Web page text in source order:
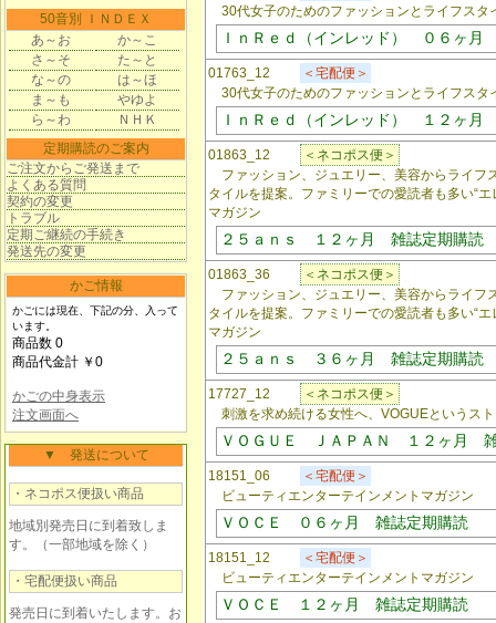
50音別 ＩＮＤＥＸ
あ～お
か～こ
さ～そ
た～と
な～の
は～ほ
ま～も
やゆよ
ら～わ
ＮＨＫ
定期購読のご案内
ご注文からご発送まで
よくある質問
契約の変更
トラブル
定期ご継続の手続き
発送先の変更
かご情報
かごには現在、下記の分、入って
います。
商品数 0
商品代金計 ￥0
かごの中身表示
注文画面へ
▼ 発送について
・ネコポス便扱い商品
地域別発売日に到着致しま
す。（一部地域を除く）
・宅配便扱い商品
発売日に到着いたします。お
30代女子のためのファッションとライフスタ
ＩｎＲｅｄ（インレッド） ０６ヶ月
01763_12
＜宅配便＞
30代女子のためのファッションとライフスタ
ＩｎＲｅｄ（インレッド） １２ヶ月
01863_12
＜ネコポス便＞
ファッション、ジュエリー、美容からライフ
タイルを提案。ファミリーでの愛読者も多い“
マガジン
２５ａｎｓ １２ヶ月 雑誌定期購読
01863_36
＜ネコポス便＞
ファッション、ジュエリー、美容からライフ
タイルを提案。ファミリーでの愛読者も多い“
マガジン
２５ａｎｓ ３６ヶ月 雑誌定期購読
17727_12
＜ネコポス便＞
刺激を求め続ける女性へ、VOGUEというス
ＶＯＧＵＥ ＪＡＰＡＮ １２ヶ月
18151_06
＜宅配便＞
ビューティエンターテインメントマガジン
ＶＯＣＥ ０６ヶ月 雑誌定期購読
18151_12
＜宅配便＞
ビューティエンターテインメントマガジン
ＶＯＣＥ １２ヶ月 雑誌定期購読